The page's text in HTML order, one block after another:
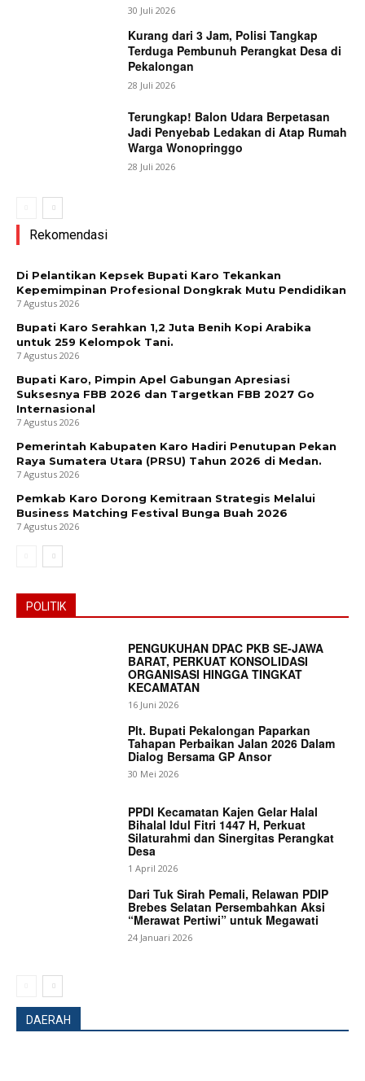
30 Juli 2026
Kurang dari 3 Jam, Polisi Tangkap
Terduga Pembunuh Perangkat Desa di
Pekalongan
28 Juli 2026
Terungkap! Balon Udara Berpetasan
Jadi Penyebab Ledakan di Atap Rumah
Warga Wonopringgo
28 Juli 2026
Rekomendasi
Di Pelantikan Kepsek Bupati Karo Tekankan
Kepemimpinan Profesional Dongkrak Mutu Pendidikan
7 Agustus 2026
Bupati Karo Serahkan 1,2 Juta Benih Kopi Arabika
untuk 259 Kelompok Tani.
7 Agustus 2026
Bupati Karo, Pimpin Apel Gabungan Apresiasi
Suksesnya FBB 2026 dan Targetkan FBB 2027 Go
Internasional
7 Agustus 2026
Pemerintah Kabupaten Karo Hadiri Penutupan Pekan
Raya Sumatera Utara (PRSU) Tahun 2026 di Medan.
7 Agustus 2026
Pemkab Karo Dorong Kemitraan Strategis Melalui
Business Matching Festival Bunga Buah 2026
7 Agustus 2026
POLITIK
PENGUKUHAN DPAC PKB SE-JAWA
BARAT, PERKUAT KONSOLIDASI
ORGANISASI HINGGA TINGKAT
KECAMATAN
16 Juni 2026
Plt. Bupati Pekalongan Paparkan
Tahapan Perbaikan Jalan 2026 Dalam
Dialog Bersama GP Ansor
30 Mei 2026
PPDI Kecamatan Kajen Gelar Halal
Bihalal Idul Fitri 1447 H, Perkuat
Silaturahmi dan Sinergitas Perangkat
Desa
1 April 2026
Dari Tuk Sirah Pemali, Relawan PDIP
Brebes Selatan Persembahkan Aksi
“Merawat Pertiwi” untuk Megawati
24 Januari 2026
DAERAH